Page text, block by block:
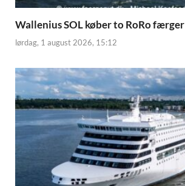
Wallenius SOL køber to RoRo færger
lørdag, 1 august 2026, 15:12